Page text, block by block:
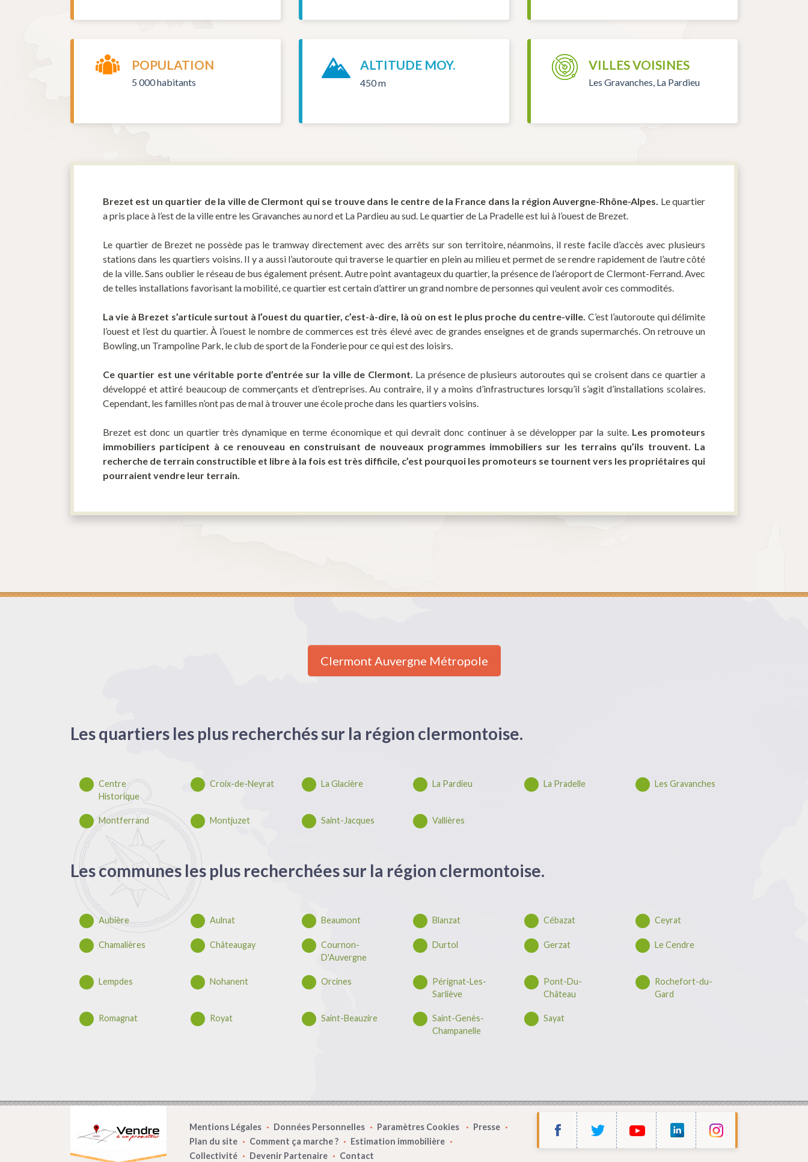
POPULATION
5 000 habitants
ALTITUDE MOY.
450 m
VILLES VOISINES
Les Gravanches, La Pardieu
Brezet est un quartier de la ville de Clermont qui se trouve dans le centre de la France dans la région Auvergne-Rhône-Alpes. Le quartier
a pris place à l’est de la ville entre les Gravanches au nord et La Pardieu au sud. Le quartier de La Pradelle est lui à l’ouest de Brezet.
Le quartier de Brezet ne possède pas le tramway directement avec des arrêts sur son territoire, néanmoins, il reste facile d’accès avec plusieurs
stations dans les quartiers voisins. Il y a aussi l’autoroute qui traverse le quartier en plein au milieu et permet de se rendre rapidement de l’autre côté
de la ville. Sans oublier le réseau de bus également présent. Autre point avantageux du quartier, la présence de l’aéroport de Clermont-Ferrand. Avec
de telles installations favorisant la mobilité, ce quartier est certain d’attirer un grand nombre de personnes qui veulent avoir ces commodités.
La vie à Brezet s’articule surtout à l’ouest du quartier, c’est-à-dire, là où on est le plus proche du centre-ville. C’est l’autoroute qui délimite
l’ouest et l’est du quartier. À l’ouest le nombre de commerces est très élevé avec de grandes enseignes et de grands supermarchés. On retrouve un
Bowling, un Trampoline Park, le club de sport de la Fonderie pour ce qui est des loisirs.
Ce quartier est une véritable porte d’entrée sur la ville de Clermont. La présence de plusieurs autoroutes qui se croisent dans ce quartier a
développé et attiré beaucoup de commerçants et d’entreprises. Au contraire, il y a moins d’infrastructures lorsqu’il s’agit d’installations scolaires.
Cependant, les familles n’ont pas de mal à trouver une école proche dans les quartiers voisins.
Brezet est donc un quartier très dynamique en terme économique et qui devrait donc continuer à se développer par la suite. Les promoteurs
immobiliers participent à ce renouveau en construisant de nouveaux programmes immobiliers sur les terrains qu’ils trouvent. La
recherche de terrain constructible et libre à la fois est très difficile, c’est pourquoi les promoteurs se tournent vers les propriétaires qui
pourraient vendre leur terrain.
Clermont Auvergne Métropole
Les quartiers les plus recherchés sur la région clermontoise.
Centre
Historique
Croix-de-Neyrat La Glacière La Pardieu La Pradelle Les Gravanches
Montferrand Montjuzet Saint-Jacques Vallières
Les communes les plus recherchées sur la région clermontoise.
Aubière Aulnat Beaumont Blanzat Cébazat Ceyrat
Chamalières Châteaugay
Cournon-
D'Auvergne
Durtol Gerzat Le Cendre
Lempdes Nohanent Orcines
Pérignat-Les-
Sarliève
Pont-Du-
Château
Rochefort-du-
Gard
Romagnat Royat Saint-Beauzire
Saint-Genès-
Champanelle
Sayat
Mentions Légales Données Personnelles Paramètres Cookies
Presse
Plan du site
Comment ça marche ?
Estimation immobilière
Collectivité
Devenir Partenaire Contact